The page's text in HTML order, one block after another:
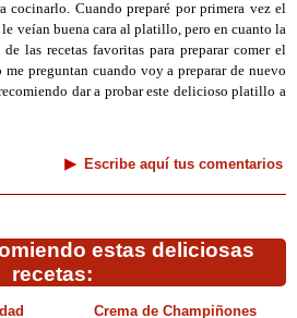
cocinarlo. Cuando preparé por primera vez el
veían buena cara al platillo, pero en cuanto la
las recetas favoritas para preparar comer el
preguntan cuando voy a preparar de nuevo
dar a probar este delicioso platillo a
Escribe aquí tus comentarios
estas deliciosas
recetas:
Crema de Champiñones